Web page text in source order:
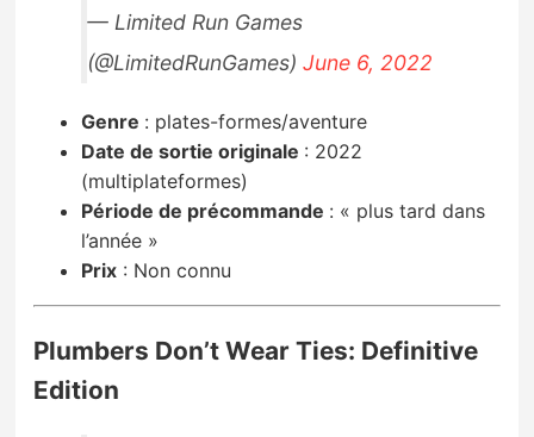
— Limited Run Games
(@LimitedRunGames)June 6, 2022
Genre : plates-formes/aventure
Date de sortie originale : 2022
(multiplateformes)
Période de précommande : « plus tard dans
l’année »
Prix : Non connu
Plumbers Don’t Wear Ties: Definitive
Edition